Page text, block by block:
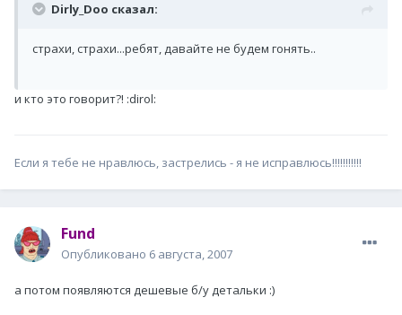
Dirly_Doo сказал:
страхи, страхи...ребят, давайте не будем гонять..
и кто это говорит?! :dirol:
Если я тебе не нравлюсь, застрелись - я не исправлюсь!!!!!!!!!!!
Fund
Опубликовано 6 августа, 2007
а потом появляются дешевые б/у детальки :)